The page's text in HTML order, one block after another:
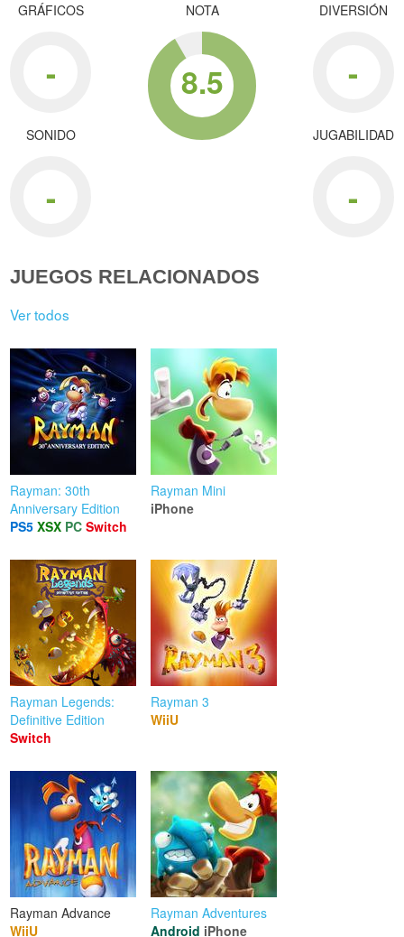
GRÁFICOS
-
SONIDO
-
NOTA
8.5
DIVERSIÓN
-
JUGABILIDAD
-
JUEGOS RELACIONADOS
Ver todos
Rayman: 30th
Anniversary Edition
PS5 XSX PC Switch
Rayman Mini
iPhone
Rayman Legends:
Definitive Edition
Switch
Rayman 3
WiiU
Rayman Advance
WiiU
Rayman Adventures
Android iPhone